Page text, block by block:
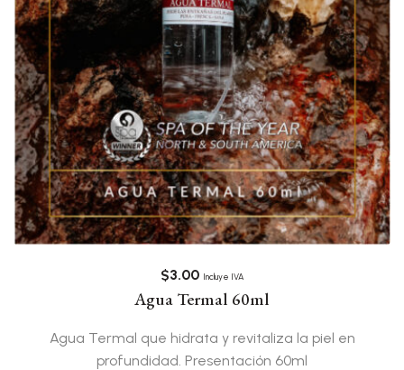
$3.00 Incluye IVA
Agua Termal 60ml
Agua Termal que hidrata y revitaliza la piel en
profundidad. Presentación 60ml